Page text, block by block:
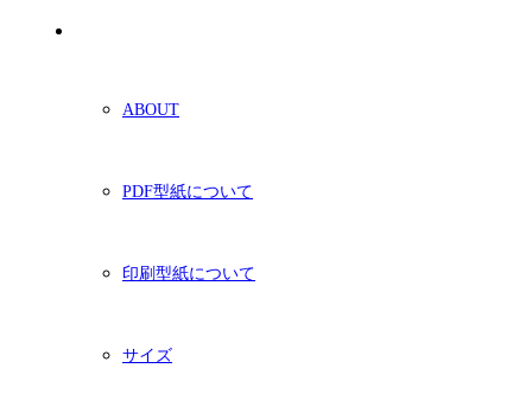
ABOUT
PDF型紙について
印刷型紙について
サイズ